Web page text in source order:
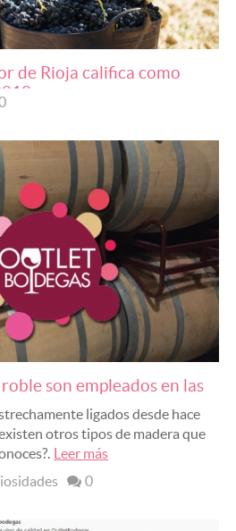
de Rioja califica como
son empleados en las
ligados desde hace
otros tipos de madera que
Leer más
0